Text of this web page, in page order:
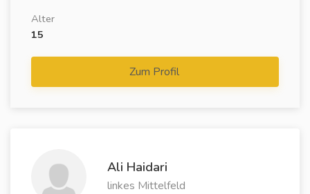
Alter
15
Zum Profil
Ali Haidari
linkes Mittelfeld